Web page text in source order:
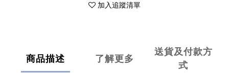
加入追蹤清單
商品描述 了解更多
送貨及付款方
式